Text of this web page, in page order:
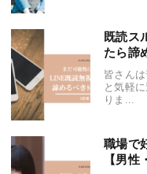
既読ス
たら諦
皆さん
と気軽
りま...
職場で
【男